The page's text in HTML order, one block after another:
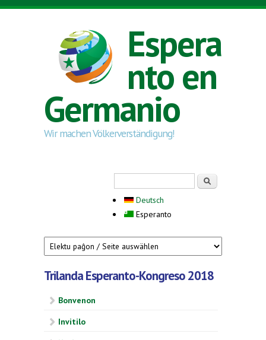
Skip to main content
Espera
nto en
Germanio
Wir machen Völkerverständigung!
Deutsch
Esperanto
Trilanda Esperanto-Kongreso 2018
Bonvenon
Invitilo